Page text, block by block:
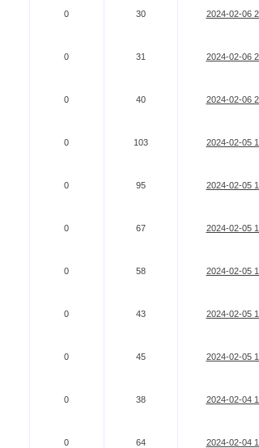
0
30 2024-02-06
0
31 2024-02-06
0
40 2024-02-06
0
103 2024-02-05
0
95 2024-02-05
0
67 2024-02-05
0
58 2024-02-05
0
43 2024-02-05
0
45 2024-02-05
0
38 2024-02-04
0
64 2024-02-04